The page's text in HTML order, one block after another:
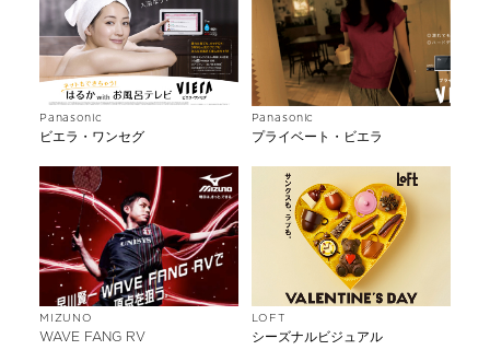
Panasonic
ビエラ・ワンセグ
Panasonic
プライベート・ビエラ
MIZUNO
WAVE FANG RV
LOFT
シーズナルビジュアル